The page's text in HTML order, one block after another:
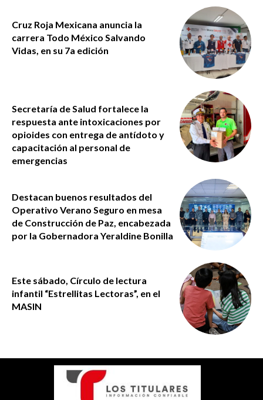
Cruz Roja Mexicana anuncia la
carrera Todo México Salvando
Vidas, en su 7a edición
Secretaría de Salud fortalece la
respuesta ante intoxicaciones por
opioides con entrega de antídoto y
capacitación al personal de
emergencias
Destacan buenos resultados del
Operativo Verano Seguro en mesa
de Construcción de Paz, encabezada
por la Gobernadora Yeraldine Bonilla
Este sábado, Círculo de lectura
infantil “Estrellitas Lectoras”, en el
MASIN